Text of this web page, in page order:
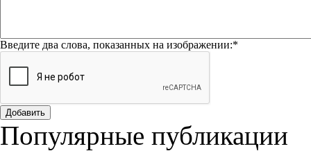
Введите два слова, показанных на изображении:*
Добавить
Популярные публикации